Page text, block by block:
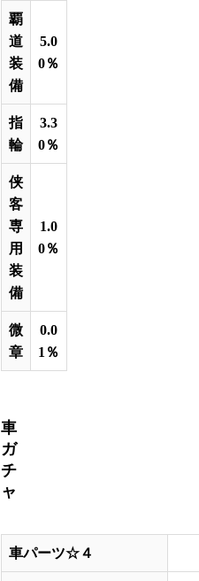
覇
道
装
備
5.0
0％
指
輪
3.3
0％
侠
客
専
用
装
備
1.0
0％
微
章
0.0
1％
車
ガ
チ
ャ
車パーツ☆４